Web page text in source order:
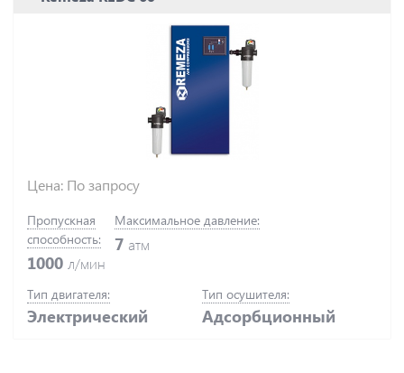
Цена: По запросу
Пропускная
способность:
1000 л/мин
Максимальное давление:
7 атм
Тип двигателя:
Электрический
Тип осушителя:
Адсорбционный